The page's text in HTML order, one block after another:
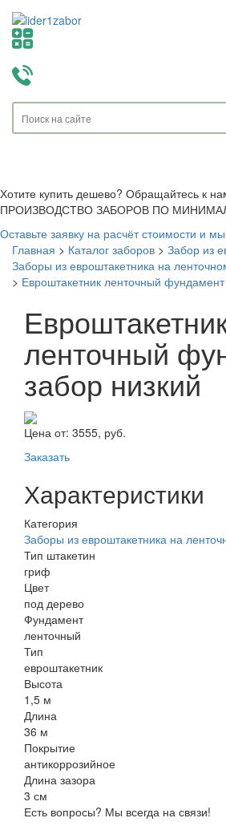
Хотите купить дешево? Обращайтесь к
ПРОИЗВОДСТВО ЗАБОРОВ ПО
Оставьте заявку на расчёт стоимости и
Главная > Каталог заборов > Забор из
Заборы из евроштакетника на
> Евроштакетник ленточный фундамент
ленточный
забор низкий
Цена от: 3555, руб.
Заказать
Характеристики
Категория
Заборы из евроштакетника на
Тип штакетин
гриф
Цвет
под дерево
Фундамент
ленточный
Тип
евроштакетник
Высота
1,5 м
Длина
36 м
Покрытие
антикоррозийное
Длина зазора
3 см
Есть вопросы? Мы всегда на связи!